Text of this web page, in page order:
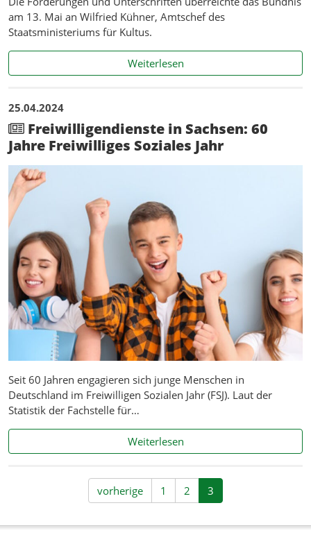
am 13. Mai an Wilfried Kühner, Amtschef des
Staatsministeriums für Kultus.
WeiterlesenKita-Bündnis übergibt
25.04.2024
Freiwilligendienste in Sachsen: 60
Jahre Freiwilliges Soziales Jahr
Seit 60 Jahren engagieren sich junge Menschen in
Deutschland im Freiwilligen Sozialen Jahr (FSJ). Laut der
Statistik der Fachstelle für…
WeiterlesenFreiwilligendienste in
vorherige 1 2 3